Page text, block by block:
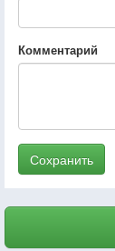
Комментарий
Сохранить